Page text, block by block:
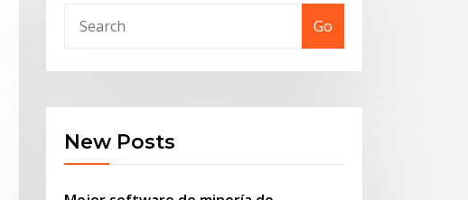
Go
New Posts